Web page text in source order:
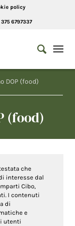
policy
6797337
DOP (food)
(food)
che
interesse dal
Cibo,
I contenuti
di
e
utenti